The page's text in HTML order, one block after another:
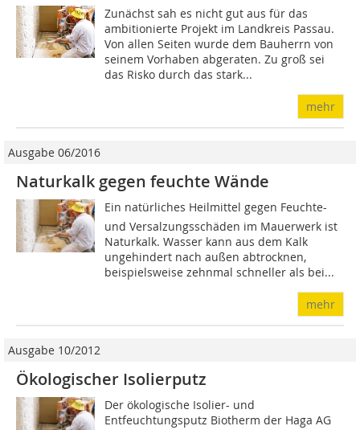
Zunächst sah es nicht gut aus für das
ambitionierte Projekt im Landkreis Passau.
Von allen Seiten wurde dem Bauherrn von
seinem Vorhaben abgeraten. Zu groß sei
das Risko durch das stark...
mehr
Ausgabe 06/2016
Naturkalk gegen feuchte Wände
Ein natürliches Heilmittel gegen Feuchte-
und Versalzungsschäden im Mauerwerk ist
Naturkalk. Wasser kann aus dem Kalk
ungehindert nach außen abtrocknen,
beispielsweise zehnmal schneller als bei...
mehr
Ausgabe 10/2012
Ökologischer Isolierputz
Der ökologische Isolier- und
Entfeuchtungsputz Biotherm der Haga AG